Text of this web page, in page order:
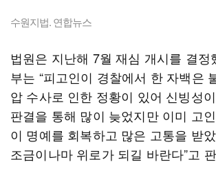
수원지법. 연합뉴스
법원은 지난해 7월 재심 개시를 결정
부는 “피고인이 경찰에서 한 자백은
압 수사로 인한 정황이 있어 신빙성
판결을 통해 많이 늦었지만 이미 고
이 명예를 회복하고 많은 고통을 받
조금이나마 위로가 되길 바란다”고